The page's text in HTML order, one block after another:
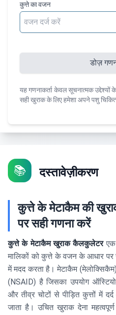
कुत्ते का वजन
डोज़
यह गणनाकर्ता केवल सूचनात्मक
सही खुराक के लिए हमेशा अपने पशु
📚 दस्तावेज़ीकरण
कुत्ते के मेटाकैम की
पर सही गणना करें
कुत्ते के मेटाकैम खुराक कैलकुलेटरएक
मालिकों को कुत्ते के वजन के आधार
में मदद करता है। मेटाकैम
(NSAID) है जिसका उपयोग
और तीव्र चोटों से पीड़ित कुत्तों में
जाता है। उचित खुराक देना